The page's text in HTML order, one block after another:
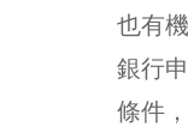
也有
銀行
條件